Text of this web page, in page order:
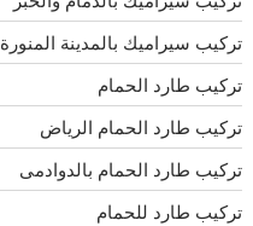
تركيب سيراميك بالمدينة المنورة
تركيب طارد الحمام
تركيب طارد الحمام الرياض
تركيب طارد الحمام بالدوادمى
تركيب طارد للحمام